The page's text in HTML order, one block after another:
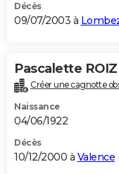
Décès
09/07/2003 à
Pascalette ROIZ
Créer une cagnotte
Naissance
04/06/1922
Décès
10/12/2000 à Valence